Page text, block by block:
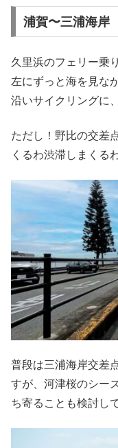
浦賀〜三浦海岸
久里浜のフェリー乗
左にずっと海を見な
沿いサイクリングに
ただし！野比の交差
くるわ渋滞しまくる
普段は三浦海岸交差
すが、河津桜のシー
ち寄ることも検討し